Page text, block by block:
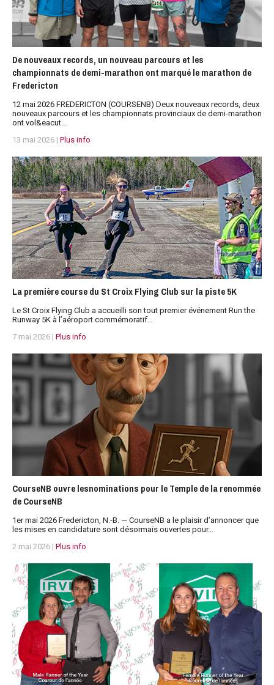
De nouveaux records, un nouveau parcours et les
championnats de demi-marathon ont marqué le marathon de
Fredericton
12 mai 2026 FREDERICTON (COURSENB) Deux nouveaux records, deux
nouveaux parcours et les championnats provinciaux de demi-marathon
ont vol&eacut…
13 mai 2026 | Plus info
La première course du St Croix Flying Club sur la piste 5K
Le St Croix Flying Club a accueilli son tout premier événement Run the
Runway 5K à l’aéroport commémoratif…
7 mai 2026 | Plus info
CourseNB ouvre lesnominations pour le Temple de la renommée
de CourseNB
1er mai 2026 Fredericton, N.-B. — CourseNB a le plaisir d’annoncer que
les mises en candidature sont désormais ouvertes pour…
2 mai 2026 | Plus info